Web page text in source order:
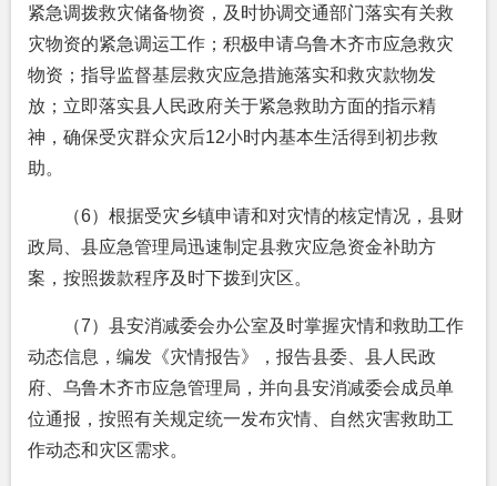
紧急调拨救灾储备物资，及时协调交通部门落实有关救
灾物资的紧急调运工作；积极申请乌鲁木齐市应急救灾
物资；指导监督基层救灾应急措施落实和救灾款物发
放；立即落实县人民政府关于紧急救助方面的指示精
神，确保受灾群众灾后12小时内基本生活得到初步救
助。
（6）根据受灾乡镇申请和对灾情的核定情况，县财
政局、县应急管理局迅速制定县救灾应急资金补助方
案，按照拨款程序及时下拨到灾区。
（7）县安消减委会办公室及时掌握灾情和救助工作
动态信息，编发《灾情报告》，报告县委、县人民政
府、乌鲁木齐市应急管理局，并向县安消减委会成员单
位通报，按照有关规定统一发布灾情、自然灾害救助工
作动态和灾区需求。